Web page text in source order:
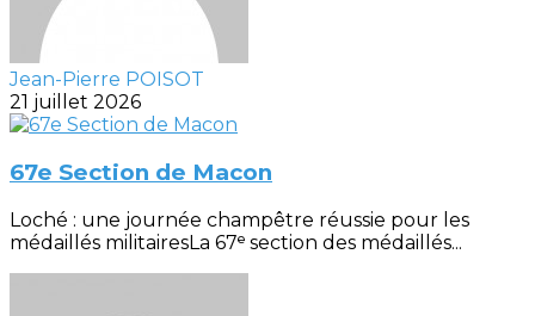
Jean-Pierre POISOT
21 juillet 2026
67e Section de Macon
Loché : une journée champêtre réussie pour les
médaillés militairesLa 67ᵉ section des médaillés...